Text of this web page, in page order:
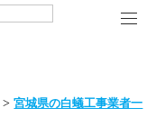
>宮城県の白蟻工事業者一